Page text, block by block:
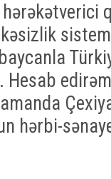
Hesab
hərbi-